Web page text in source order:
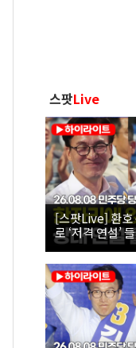
스팟Live
[스팟Live] 환호
로 ‘저격 연설’
26.08.08 더불
보 인천 합동연